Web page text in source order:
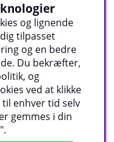
inden for
kan bruges alene
med
3 gange om
Supplements
og lignende
tilpasset
og en bedre
Du bekræfter,
og
ved at klikke
til enhver tid selv
gemmes i din